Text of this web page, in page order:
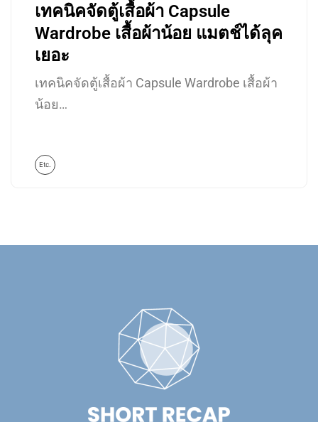
เทคนิคจัดตู้เสื้อผ้า Capsule
Wardrobe เสื้อผ้าน้อย แมตช์ได้ลุค
เยอะ
เทคนิคจัดตู้เสื้อผ้า Capsule Wardrobe เสื้อผ้า
น้อย…
Etc.